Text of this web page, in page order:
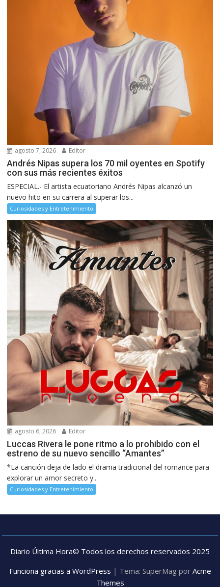
agosto 7, 2026 Editor
Andrés Nipas supera los 70 mil oyentes en Spotify
con sus más recientes éxitos
ESPECIAL.- El artista ecuatoriano Andrés Nipas alcanzó un
nuevo hito en su carrera al superar los...
Curiosidades y Entretenimiento
agosto 6, 2026 Editor
Luccas Rivera le pone ritmo a lo prohibido con el
estreno de su nuevo sencillo “Amantes”
*La canción deja de lado el drama tradicional del romance para
explorar un amor secreto y...
Curiosidades y Entretenimiento
Diario Última Hora© Todos los derechos reservados 2025
Funciona gracias a WordPress | Tema: SuperMag por Acme
Themes